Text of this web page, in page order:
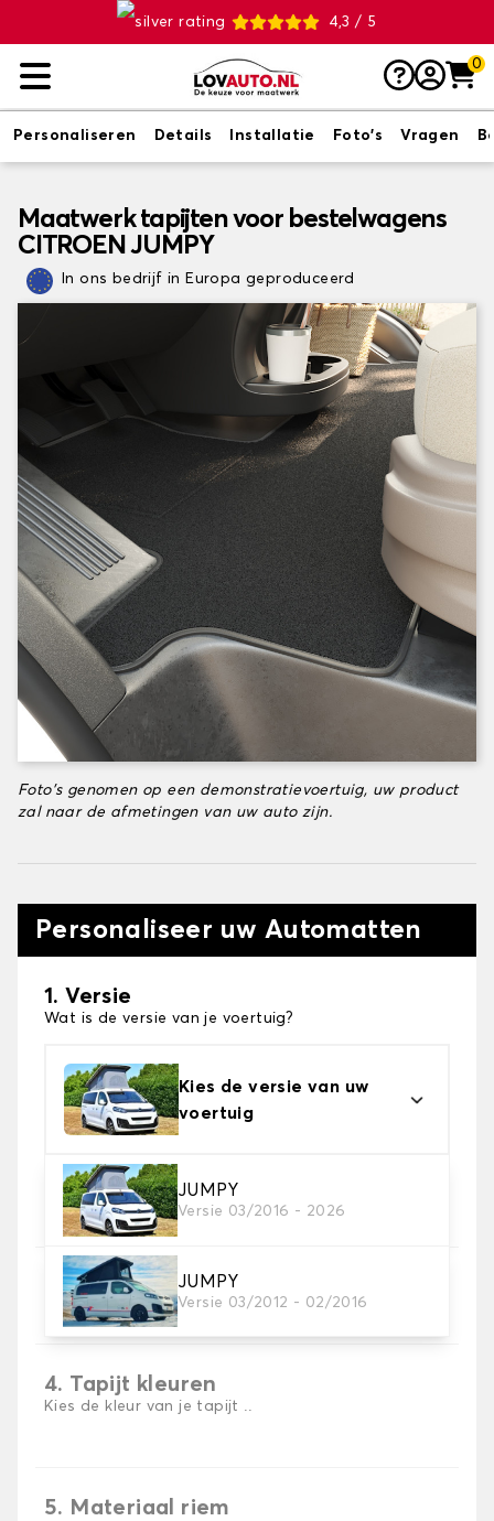
4,3 / 5
0
Personaliseren Details Installatie Foto's Vragen
Maatwerk tapijten voor bestelwagens
CITROEN JUMPY
In ons bedrijf in Europa geproduceerd
Foto's genomen op een demonstratievoertuig, uw product
zal naar de afmetingen van uw auto zijn.
Personaliseer uw Automatten
1. Versie
Wat is de versie van je voertuig?
Kies de versie van uw
voertuig
JUMPY
Versie 03/2016 - 2026
JUMPY
Versie 03/2012 - 02/2016
2. Materiaal
Kies het materiaal van uw automatten
3. Aantal matten
Selecteer het aantal automatten dat je nodig hebt.
4. Tapijt kleuren
Kies de kleur van je tapijt ..
5. Materiaal riem